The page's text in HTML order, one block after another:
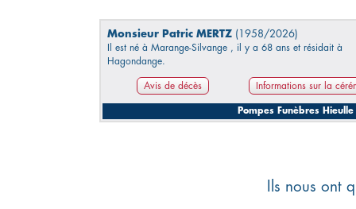
Monsieur Patric MERTZ (1958/2026)
Il est né à Marange-Silvange , il y a 68 ans et résidait à
Hagondange.
Avis de décès Informations sur la
Pompes Funèbres Hieulle
Ils nous ont